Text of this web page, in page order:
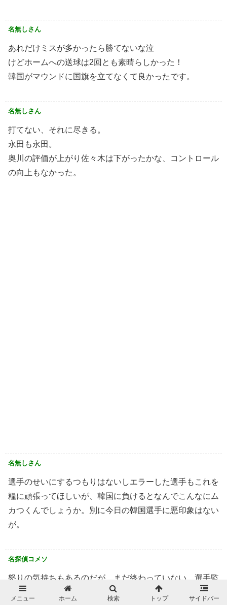
名無しさん
あれだけミスが多かったら勝てないな泣
けどホームへの送球は2回とも素晴らしかった！
韓国がマウンドに国旗を立てなくて良かったです。
名無しさん
打てない、それに尽きる。
永田も永田。
奥川の評価が上がり佐々木は下がったかな、コントロール
の向上もなかった。
名無しさん
選手のせいにするつもりはないしエラーした選手もこれを
糧に頑張ってほしいが、韓国に負けるとなんでこんなにム
カつくんでしょうか。別に今日の韓国選手に悪印象はない
が。
名探偵コメソ
怒りの気持ちもあるのだが、まだ終わっていない。選手監
督はもちろん。我々も、一度落ち着こう。
メニュー ホーム 検索 トップ サイドバー